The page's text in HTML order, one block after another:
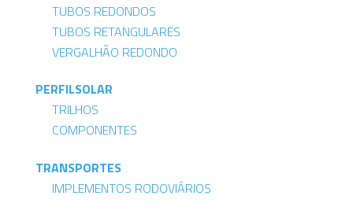
TUBOS REDONDOS
TUBOS RETANGULARES
VERGALHÃO REDONDO
PERFILSOLAR
TRILHOS
COMPONENTES
TRANSPORTES
IMPLEMENTOS RODOVIÁRIOS